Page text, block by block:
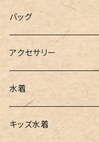
ポロシャツ
ベスト
チュニック
タンクトップ
スラックス
ワイドパンツ
カーゴパンツ
サロペット
キャミワンピース
サロペット
オールインワン
ブーツ
パンプス
サンダル
スニーカー
バッグ
トートバッグ
ショルダー
バックパック
アクセサリー
その他
水着
ワンピース
キッズ水着